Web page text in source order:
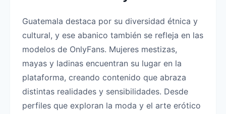
Guatemala destaca por su diversidad étnica y
cultural, y ese abanico también se refleja en las
modelos de OnlyFans. Mujeres mestizas,
mayas y ladinas encuentran su lugar en la
plataforma, creando contenido que abraza
distintas realidades y sensibilidades. Desde
perfiles que exploran la moda y el arte erótico